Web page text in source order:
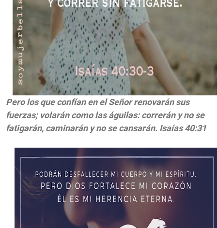
Pero los que confían en el Señor renovarán sus
fuerzas; volarán como las águilas: correrán y no se
fatigarán, caminarán y no se cansarán. Isaías 40:31